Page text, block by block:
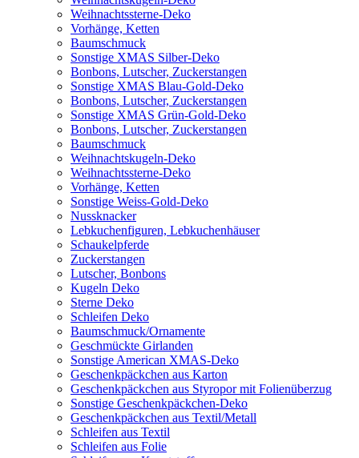
Weihnachtssterne-Deko
Vorhänge, Ketten
Baumschmuck
Sonstige XMAS Silber-Deko
Bonbons, Lutscher, Zuckerstangen
Sonstige XMAS Blau-Gold-Deko
Bonbons, Lutscher, Zuckerstangen
Sonstige XMAS Grün-Gold-Deko
Bonbons, Lutscher, Zuckerstangen
Baumschmuck
Weihnachtskugeln-Deko
Weihnachtssterne-Deko
Vorhänge, Ketten
Sonstige Weiss-Gold-Deko
Nussknacker
Lebkuchenfiguren, Lebkuchenhäuser
Schaukelpferde
Zuckerstangen
Lutscher, Bonbons
Kugeln Deko
Sterne Deko
Schleifen Deko
Baumschmuck/Ornamente
Geschmückte Girlanden
Sonstige American XMAS-Deko
Geschenkpäckchen aus Karton
Geschenkpäckchen aus Styropor mit Folienüberzug
Sonstige Geschenkpäckchen-Deko
Geschenkpäckchen aus Textil/Metall
Schleifen aus Textil
Schleifen aus Folie